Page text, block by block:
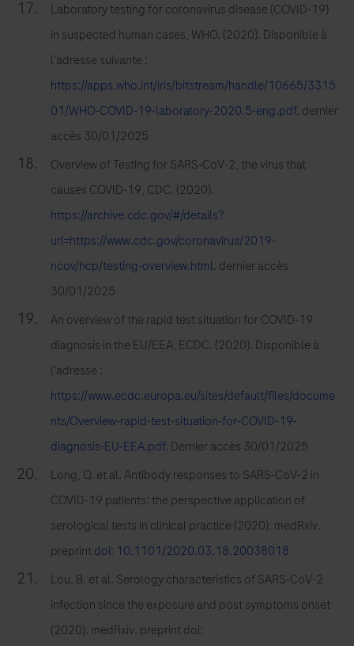
Laboratory testing for coronavirus disease (COVID-19)
in suspected human cases, WHO. (2020). Disponible à
l'adresse suivante :
https://apps.who.int/iris/bitstream/handle/10665/3315
01/WHO-COVID-19-laboratory-2020.5-eng.pdf. dernier
accès 30/01/2025
Overview of Testing for SARS-CoV-2, the virus that
causes COVID-19, CDC. (2020).
https://archive.cdc.gov/#/details?
url=https://www.cdc.gov/coronavirus/2019-
ncov/hcp/testing-overview.html. dernier accès
30/01/2025
An overview of the rapid test situation for COVID-19
diagnosis in the EU/EEA, ECDC. (2020). Disponible à
l'adresse :
https://www.ecdc.europa.eu/sites/default/files/docume
nts/Overview-rapid-test-situation-for-COVID-19-
diagnosis-EU-EEA.pdf. Dernier accès 30/01/2025
Long, Q. et al. Antibody responses to SARS-CoV-2 in
COVID-19 patients: the perspective application of
serological tests in clinical practice (2020). medRxiv.
preprintdoi: 10.1101/2020.03.18.20038018
Lou, B. et al. Serology characteristics of SARS-CoV-2
infection since the exposure and post symptoms onset
(2020). medRxiv. preprint doi: